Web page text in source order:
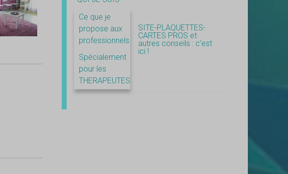
Ce que je
propose aux
professionnels
Spécialement
pour les
THERAPEUTES
SITE-PLAQUETTES-
CARTES PROS et
autres conseils : c’est
ici !